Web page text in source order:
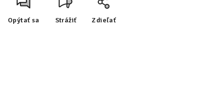
Opýtať sa Strážiť Zdieľať